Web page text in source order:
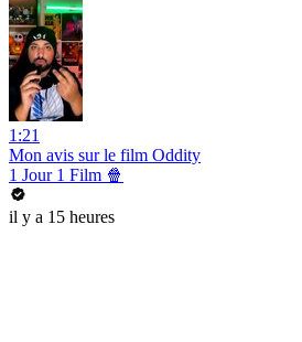
1:21
Mon avis sur le film Oddity
1 Jour 1 Film 🍿
il y a 15 heures